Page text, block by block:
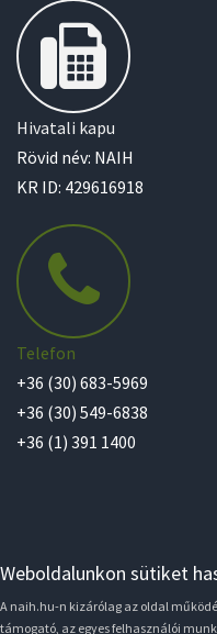
Hivatali kapu
Rövid név: NAIH
KR ID: 429616918
Telefon
+36 (30) 683-5969
+36 (30) 549-6838
+36 (1) 391 1400
Weboldalunkon sütiket
A naih.hu-n kizárólag az oldal
támogató, az egyes felhasználói